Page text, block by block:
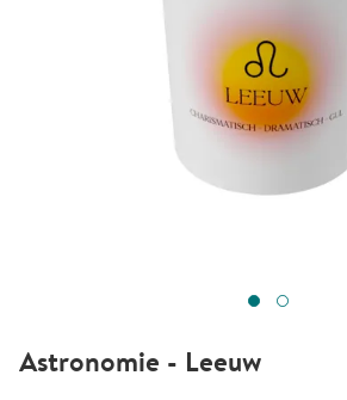
Astronomie - Leeuw